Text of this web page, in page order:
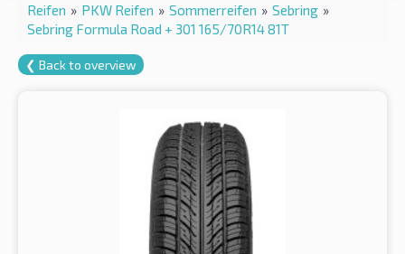
Reifen » PKW Reifen » Sommerreifen » Sebring »
Sebring Formula Road + 301 165/70R14 81T
❮ Back to overview